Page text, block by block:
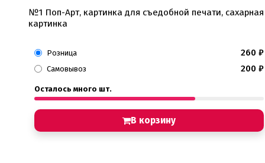
№1 Поп-Арт, картинка для съедобной печати, сахарная
картинка
Розница 260 ₽
Самовывоз 200 ₽
Осталось много шт.
В корзину